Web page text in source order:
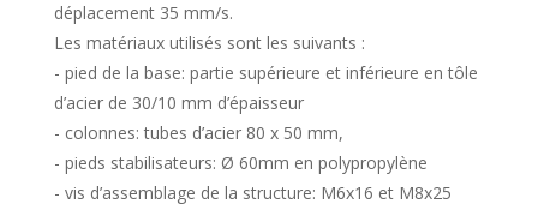
déplacement 35 mm/s.
Les matériaux utilisés sont les suivants :
- pied de la base: partie supérieure et inférieure en tôle
d’acier de 30/10 mm d’épaisseur
- colonnes: tubes d’acier 80 x 50 mm,
- pieds stabilisateurs: Ø 60mm en polypropylène
- vis d’assemblage de la structure: M6x16 et M8x25